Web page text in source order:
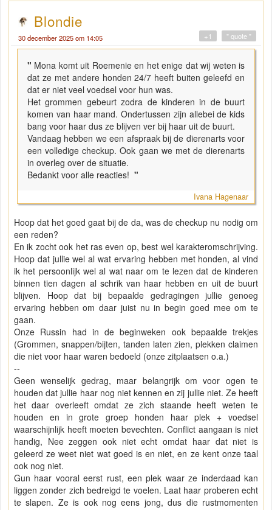
Blondie
30 december 2025 om 14:05 " quote "
+1
" Mona komt uit Roemenie en het enige dat wij weten is
dat ze met andere honden 24/7 heeft buiten geleefd en
dat er niet veel voedsel voor hun was.
Het grommen gebeurt zodra de kinderen in de buurt
komen van haar mand. Ondertussen zijn allebei de kids
bang voor haar dus ze blijven ver bij haar uit de buurt.
Vandaag hebben we een afspraak bij de dierenarts voor
een volledige checkup. Ook gaan we met de dierenarts
in overleg over de situatie.
Bedankt voor alle reacties! "
Ivana Hagenaar
Hoop dat het goed gaat bij de da, was de checkup nu nodig om
een reden?
En ik zocht ook het ras even op, best wel karakteromschrijving.
Hoop dat jullie wel al wat ervaring hebben met honden, al vind
ik het persoonlijk wel al wat naar om te lezen dat de kinderen
binnen tien dagen al schrik van haar hebben en uit de buurt
blijven. Hoop dat bij bepaalde gedragingen jullie genoeg
ervaring hebben om daar juist nu in begin goed mee om te
gaan.
Onze Russin had in de beginweken ook bepaalde trekjes
(Grommen, snappen/bijten, tanden laten zien, plekken claimen
die niet voor haar waren bedoeld (onze zitplaatsen o.a.)
--
Geen wenselijk gedrag, maar belangrijk om voor ogen te
houden dat jullie haar nog niet kennen en zij jullie niet. Ze heeft
het daar overleeft omdat ze zich staande heeft weten te
houden en in grote groep honden haar plek + voedsel
waarschijnlijk heeft moeten bevechten. Conflict aangaan is niet
handig, Nee zeggen ook niet echt omdat haar dat niet is
geleerd ze weet niet wat goed is en niet, en ze kent onze taal
ook nog niet.
Gun haar vooral eerst rust, een plek waar ze inderdaad kan
liggen zonder zich bedreigd te voelen. Laat haar proberen echt
te slapen. Ze is ook nog eens jong, dus die rustmomenten